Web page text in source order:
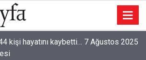
kişi hayatını kaybetti… 7 Ağustos 2025